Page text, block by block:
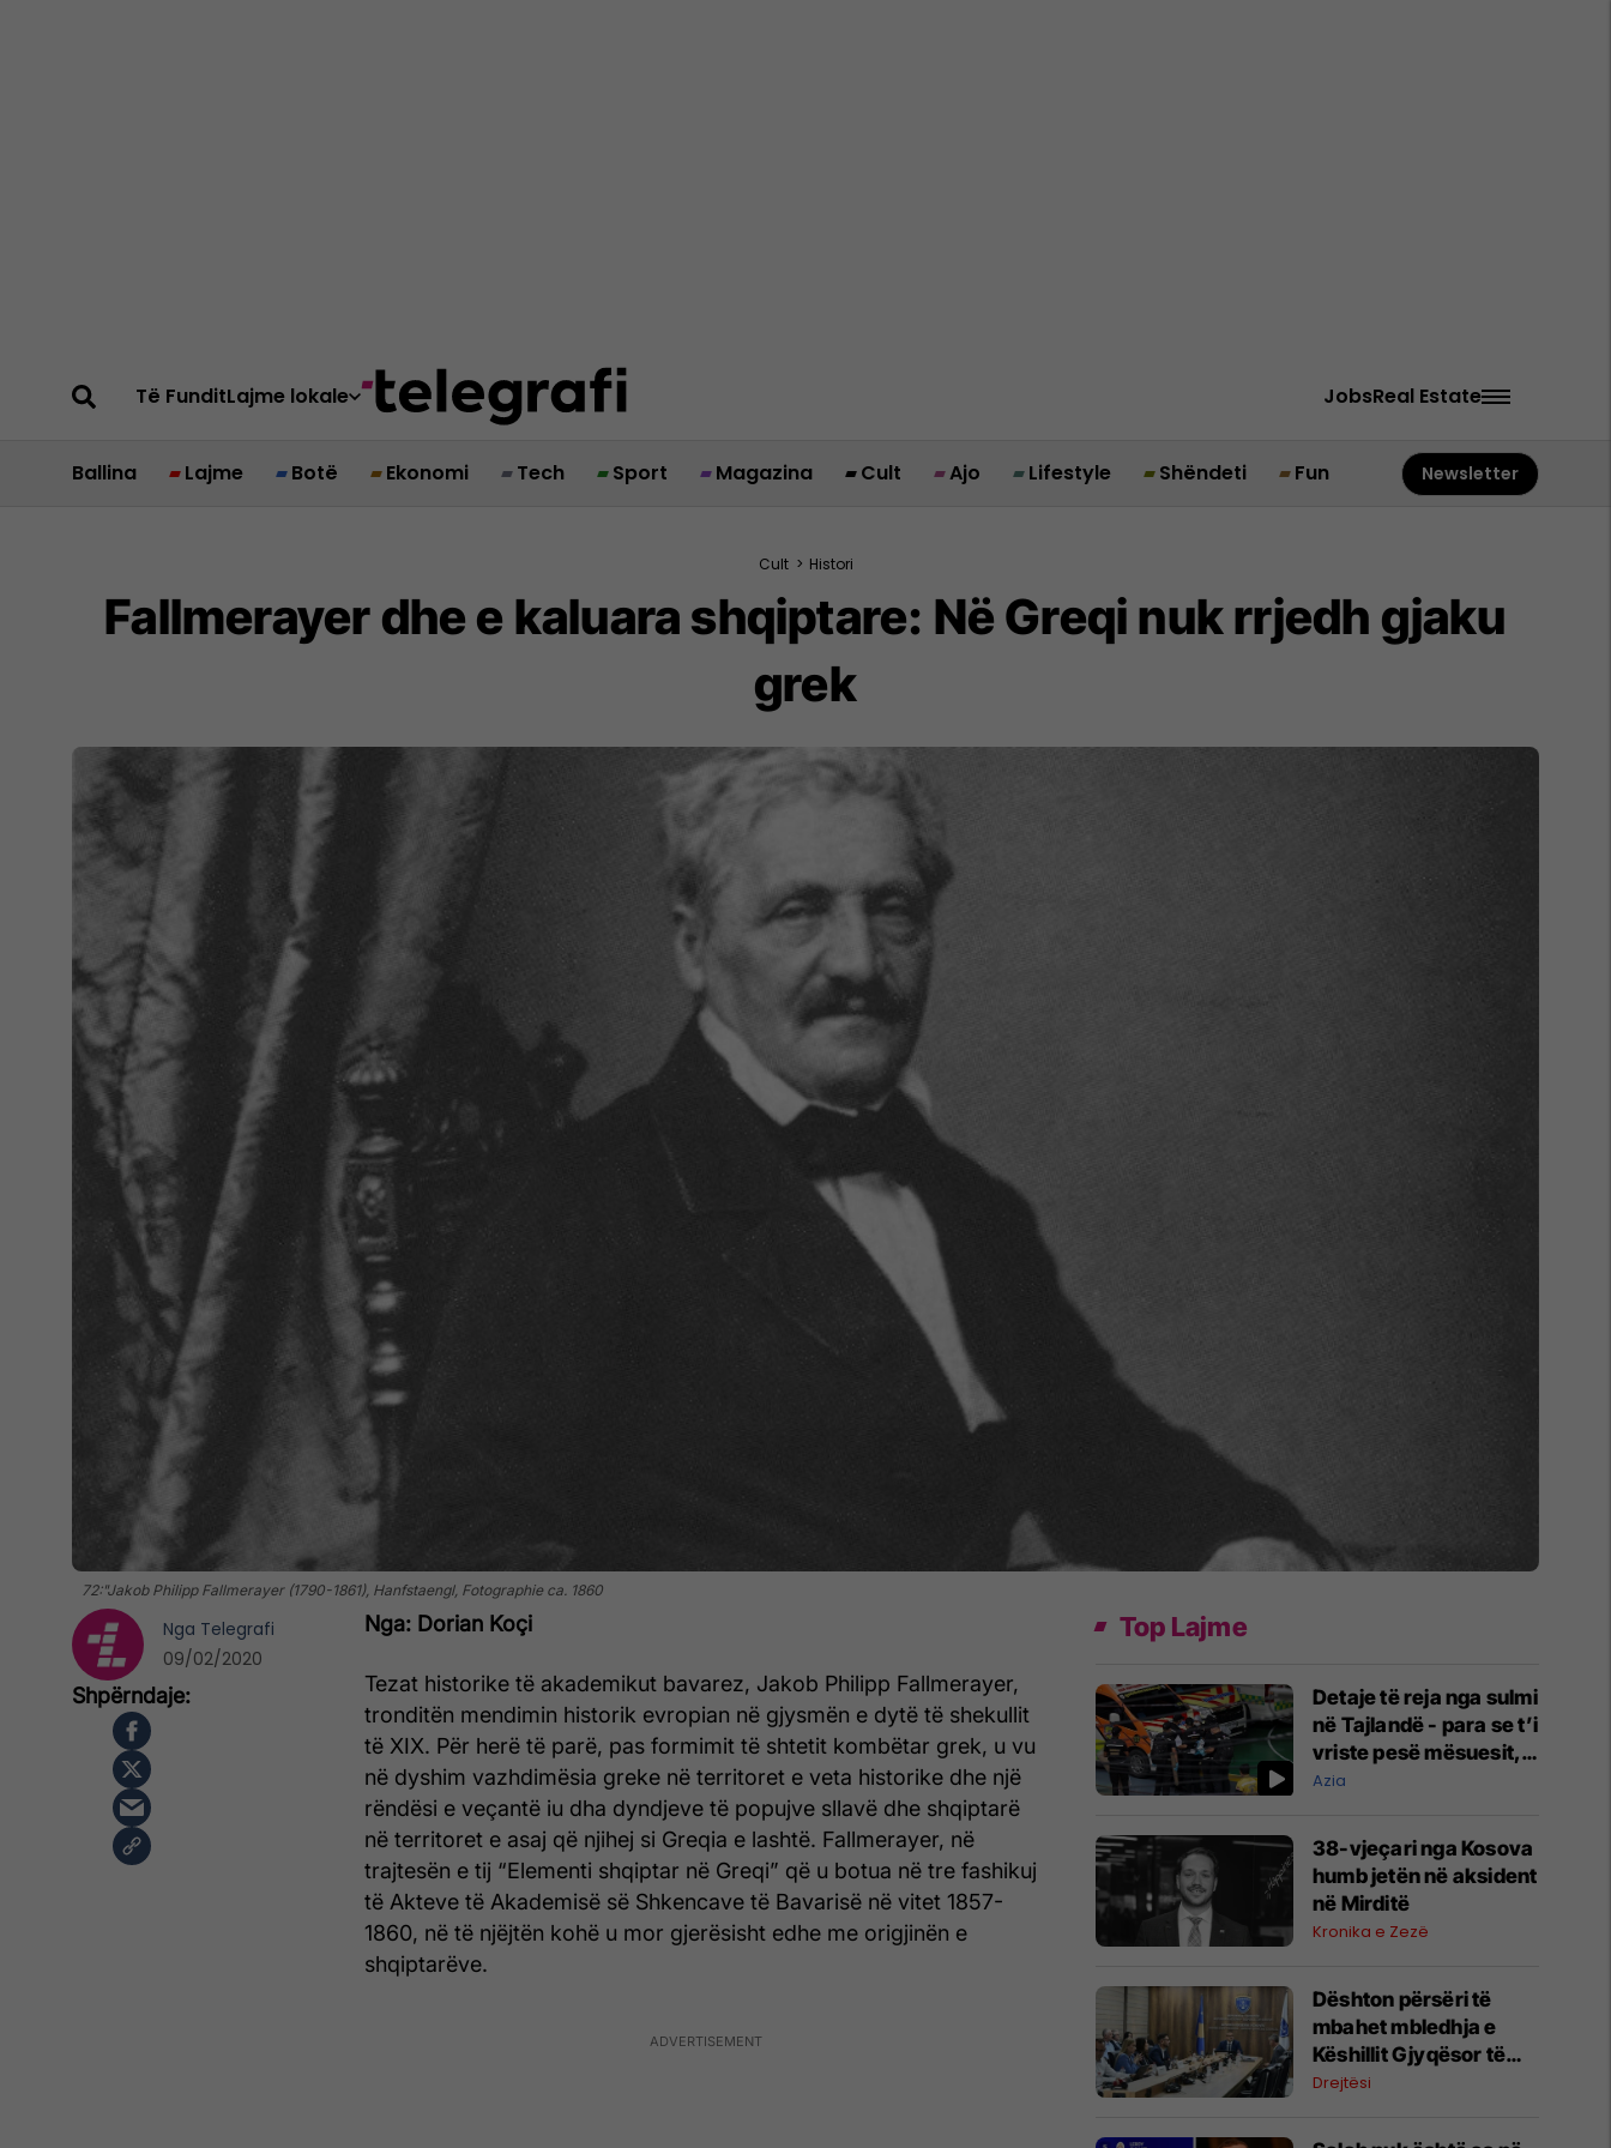
Të FunditLajme lokale JobsReal Estate
Ballina Lajme Botë Ekonomi Tech Sport Magazina Cult Ajo Lifestyle Shëndeti Fun Newsletter
Cult > Histori
Fallmerayer dhe e kaluara shqiptare: Në Greqi nuk rrjedh gjaku
grek
72:"Jakob Philipp Fallmerayer (1790-1861), Hanfstaengl, Fotographie ca. 1860
Nga: Dorian Koçi
Tezat historike të akademikut bavarez, Jakob Philipp Fallmerayer,
tronditën mendimin historik evropian në gjysmën e dytë të shekullit
të XIX. Për herë të parë, pas formimit të shtetit kombëtar grek, u vu
në dyshim vazhdimësia greke në territoret e veta historike dhe një
rëndësi e veçantë iu dha dyndjeve të popujve sllavë dhe shqiptarë
në territoret e asaj që njihej si Greqia e lashtë. Fallmerayer, në
trajtesën e tij “Elementi shqiptar në Greqi” që u botua në tre fashikuj
të Akteve të Akademisë së Shkencave të Bavarisë në vitet 1857-
1860, në të njëjtën kohë u mor gjerësisht edhe me origjinën e
shqiptarëve.
Nga Telegrafi
09/02/2020
Top Lajme
Detaje të reja nga sulmi
në Tajlandë - para se t’i
vriste pesë mësuesit,
nxënësi kishte vrarë
Azia
38-vjeçari nga Kosova
humb jetën në aksident
në Mirditë
Kronika e Zezë
​Dështon përsëri të
mbahet mbledhja e
Këshillit Gjyqësor të
Kosovës
Drejtësi